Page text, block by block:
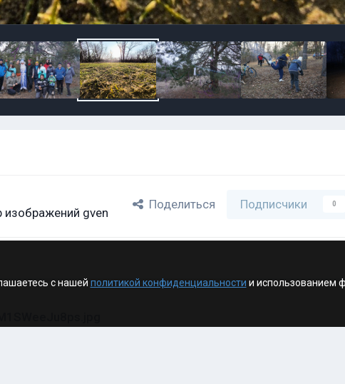
изображений gven
Поделиться Подписчики 0
с нашей политикой конфиденциальности и использованием